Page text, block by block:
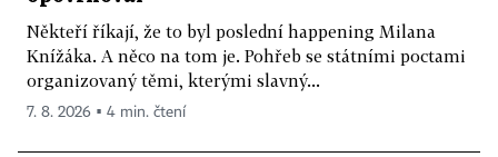
Někteří říkají, že to byl poslední happening Milana
Knížáka. A něco na tom je. Pohřeb se státními poctami
organizovaný těmi, kterými slavný...
7. 8. 2026 ▪ 4 min. čtení